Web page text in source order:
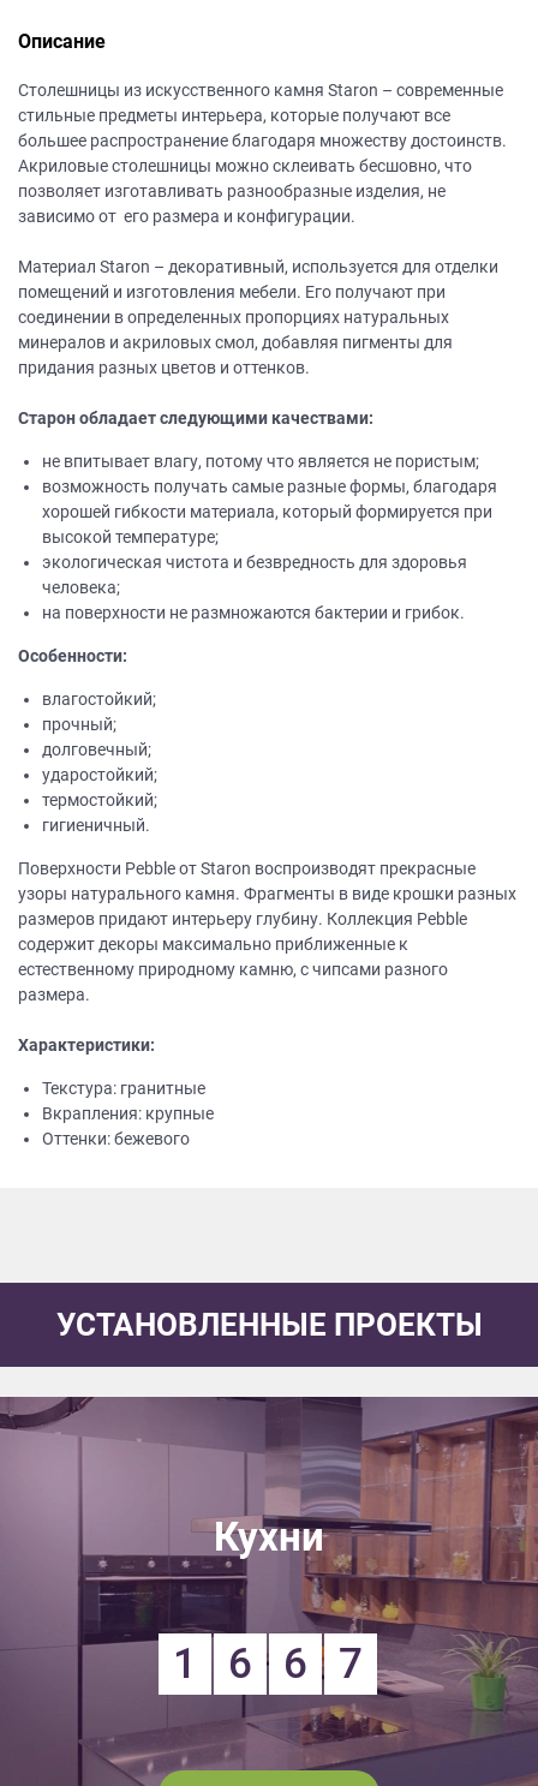
Описание
Столешницы из искусственного камня Staron – современные
стильные предметы интерьера, которые получают все
большее распространение благодаря множеству достоинств.
Акриловые столешницы можно склеивать бесшовно, что
позволяет изготавливать разнообразные изделия, не
зависимо от его размера и конфигурации.
Материал Staron – декоративный, используется для отделки
помещений и изготовления мебели. Его получают при
соединении в определенных пропорциях натуральных
минералов и акриловых смол, добавляя пигменты для
придания разных цветов и оттенков.
Старон обладает следующими качествами:
не впитывает влагу, потому что является не пористым;
возможность получать самые разные формы, благодаря
хорошей гибкости материала, который формируется при
высокой температуре;
экологическая чистота и безвредность для здоровья
человека;
на поверхности не размножаются бактерии и грибок.
Особенности:
влагостойкий;
прочный;
долговечный;
ударостойкий;
термостойкий;
гигиеничный.
Поверхности Pebble от Staron воспроизводят прекрасные
узоры натурального камня. Фрагменты в виде крошки разных
размеров придают интерьеру глубину. Коллекция Pebble
содержит декоры максимально приближенные к
естественному природному камню, с чипсами разного
размера.
Характеристики:
Текстура: гранитные
Вкрапления: крупные
Оттенки: бежевого
УСТАНОВЛЕННЫЕ ПРОЕКТЫ
Кухни
1 6 6 7